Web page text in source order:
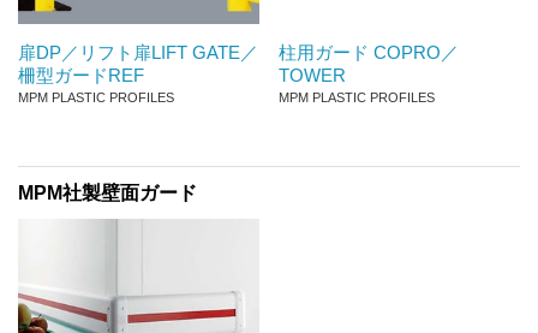
扉DP／リフト扉LIFT GATE／
柵型ガードREF
MPM PLASTIC PROFILES
柱用ガード COPRO／
TOWER
MPM PLASTIC PROFILES
MPM社製壁面ガード